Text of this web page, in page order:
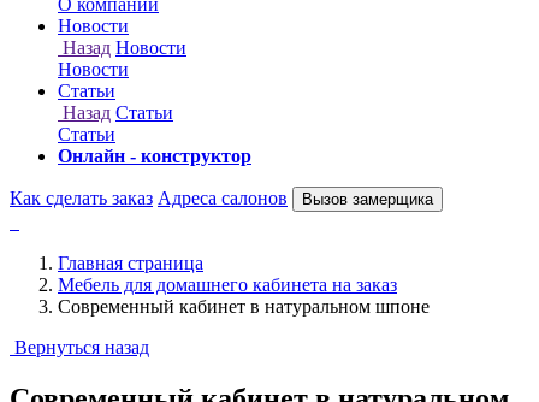
Онлайн - конструктор
Как сделать заказ Адреса салонов Вызов замерщика
Главная страница
Мебель для домашнего кабинета на заказ
Современный кабинет в натуральном шпоне
Вернуться назад